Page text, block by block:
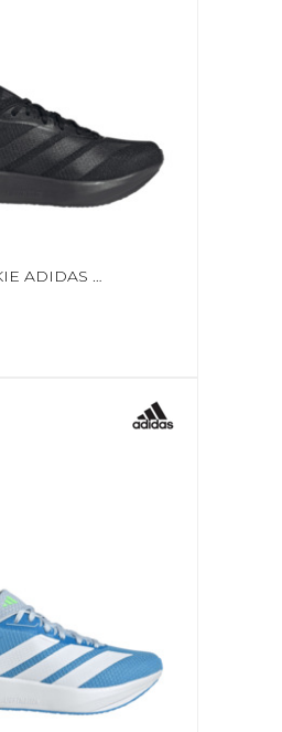
BUTY DAMSKIE ADIDAS DURAMO RC2 KK3209